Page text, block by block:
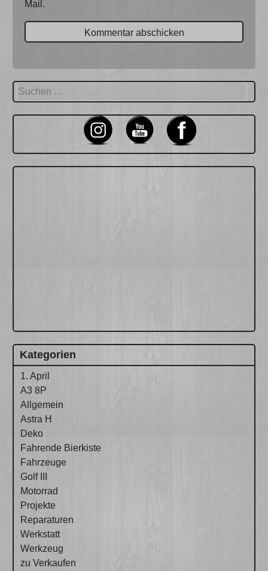
Mail.
Suchen
nach:
Kategorien
1. April
A3 8P
Allgemein
Astra H
Deko
Fahrende Bierkiste
Fahrzeuge
Golf III
Motorrad
Projekte
Reparaturen
Werkstatt
Werkzeug
zu Verkaufen